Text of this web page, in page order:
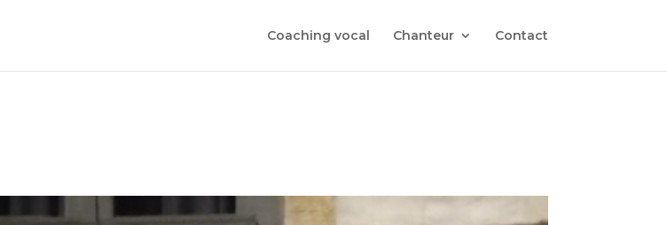
Coaching vocal Chanteur Contact